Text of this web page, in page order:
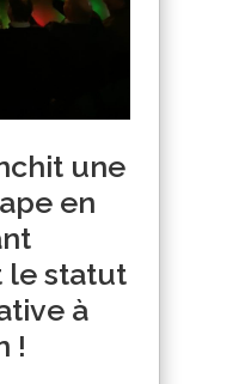
une
en
le statut
à
!